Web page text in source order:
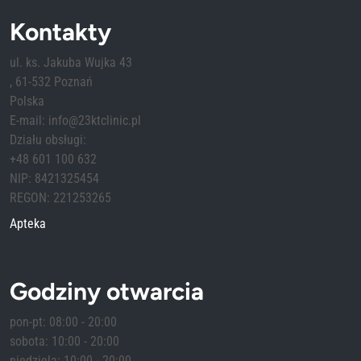
Kontakty
ul. ks. Jakuba Wujka 43
, 61-532 Poznań
Polska
E-mail: info@23ktclinic.pl
Działu obsługi:
+48 601 100 632
NIP: 8421325454
REGON: 221253265
Apteka
Godziny otwarcia
pon-pt: 08:00 - 20:00
sobota: 10:00 - 20:00